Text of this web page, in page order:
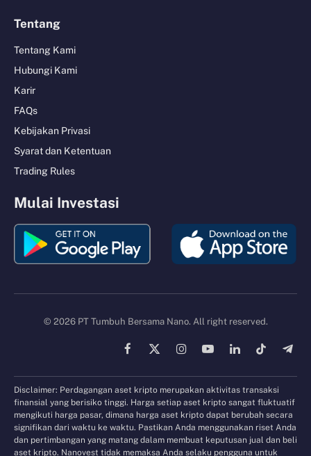
Tentang
Tentang Kami
Hubungi Kami
Karir
FAQs
Kebijakan Privasi
Syarat dan Ketentuan
Trading Rules
Mulai Investasi
© 2026 PT Tumbuh Bersama Nano. All right reserved.
Facebook
X
InstagramYouTubeLinkedInTikTok
Disclaimer: Perdagangan aset kripto merupakan aktivitas transaksi
finansial yang berisiko tinggi. Harga setiap aset kripto sangat fluktuatif
mengikuti harga pasar, dimana harga aset kripto dapat berubah secara
signifikan dari waktu ke waktu. Pastikan Anda menggunakan riset Anda
dan pertimbangan yang matang dalam membuat keputusan jual dan beli
aset kripto. Nanovest tidak memaksa Anda selaku pengguna untuk